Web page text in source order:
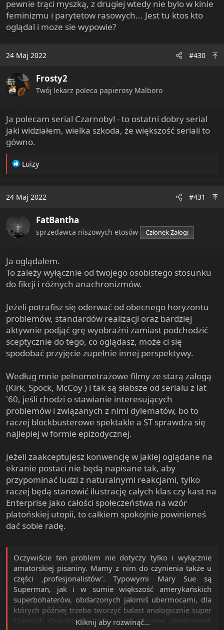
pewnie trąci myszką, z drugiej wtedy nie bylo w kinie
feminizmu i parytetow rasowych... Jest tu ktos kto
oglądal i moze sie wypowie?
24 Maj 2022 #430
Frosty2
Twój lekarz poleca papierosy Malboro
Ja polecam serial Czarnobyl - to ostatni dobry serial
jaki widziałem, wielka szkoda, że większość seriali to
gówno.
R
t
o
n
s
Luizy
24 Maj 2022 #431
FatBantha
sprzedawca niszowych etosów Członek Załogi
Ja oglądałem.
To zależy wyłącznie od twojego osobistego stosunku
do fikcji i różnych anachronizmów.
Jeżeli potrafisz się oderwać od obecnego horyzontu
problemów, standardów realizacji oraz bardziej
aktywnie podjąć grę wyobraźni zamiast podchodzić
sceptycznie do tego, co oglądasz, może ci się
spodobać przyjęcie zupełnie innej perspektywy.
Według mnie pełnometrażowe filmy ze starą załogą
(Kirk, Spock, McCoy ) i tak są słabsze od serialu z lat
'60, jeśli chodzi o stawianie interesujących
problemów i związanych z nimi dylematów, bo to
raczej blockbusterowe spektakle a ST sprawdza się
najlepiej w formie epizodycznej.
Jeżeli zaakceptujesz konwencję w jakiej oglądane na
ekranie postaci nie będą napisane tak, aby
przypominać ludzi z naturalnymi reakcjami, tylko
raczej będą stanowić ilustrację całych klas czy kast na
Enterprise jako całości społeczeństwa na wzór
platońskiej utopii, to całkiem spokojnie powinieneś
dać sobie radę.
Oczywiście ten problem nie dotyczy tylko i wyłącznie
amatorskiej pisaniny. Mamy z nim do czynienia także u
części ‚profesjonalistów’. Typowymi Mary Sue są
Superman, jak i w sumie większość amerykańskich
superbohaterów, obdarzonych jakimiś ubermocami, dla
których później trzeba tworzyć balast analogicznie super
czarnych charakterów, żeby mieli rzucone jakiekolwiek
Kliknij aby rozwinąć...